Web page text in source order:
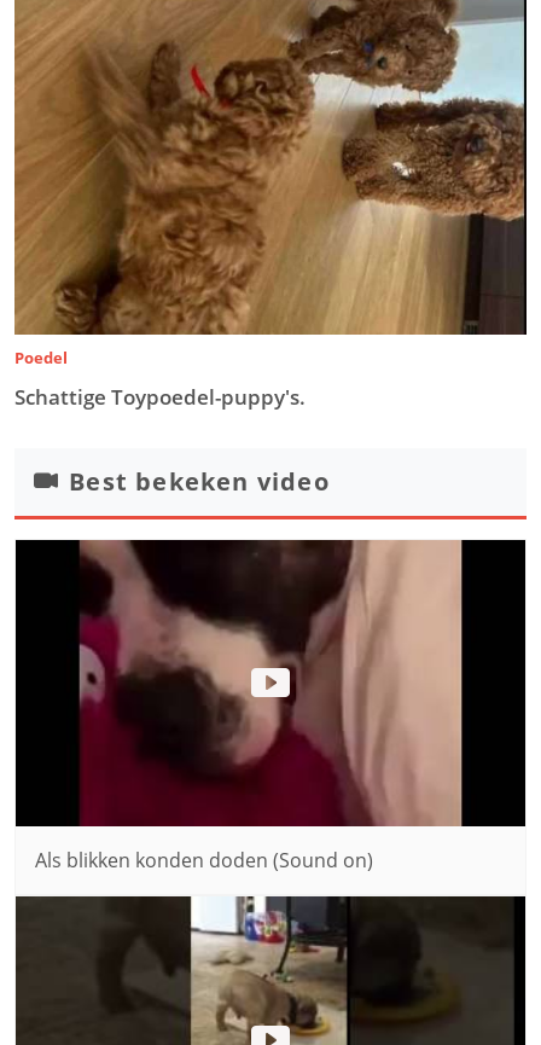
Poedel
Schattige Toypoedel-puppy's.
Best bekeken video
Als blikken konden doden (Sound on)